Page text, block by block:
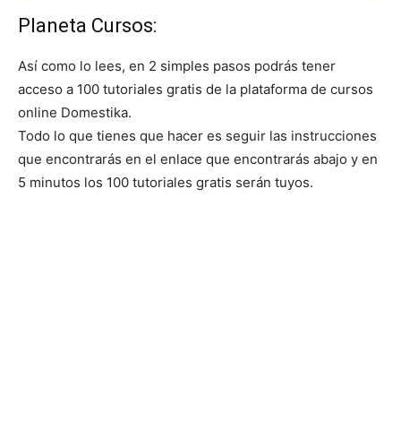
Planeta Cursos:
Así como lo lees, en 2 simples pasos podrás tener
acceso a 100 tutoriales gratis de la plataforma de cursos
online Domestika.
Todo lo que tienes que hacer es seguir las instrucciones
que encontrarás en el enlace que encontrarás abajo y en
5 minutos los 100 tutoriales gratis serán tuyos.